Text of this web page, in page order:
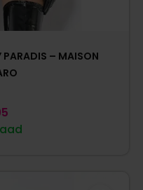
PARADIS – MAISON